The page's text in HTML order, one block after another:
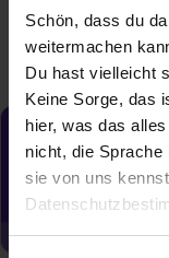
Schön, dass du
weitermachen
Du hast vielleicht
Keine Sorge, das
hier, was das
nicht, die
sie von uns
Du möchtest
zugeschickt